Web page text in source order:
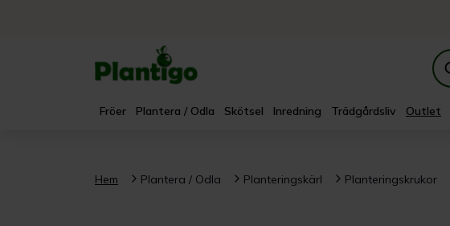
Fröer Plantera / Odla Skötsel Inredning Trädgårdsliv Outlet
Hem Plantera / Odla Planteringskärl Planteringskrukor